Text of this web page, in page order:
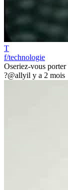
T
f/technologie
Oseriez-vous
?@allyil y a 2 mois